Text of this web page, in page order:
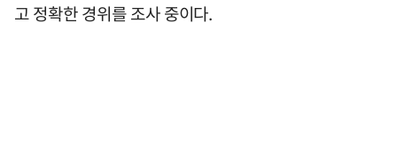
고 정확한 경위를 조사 중이다.